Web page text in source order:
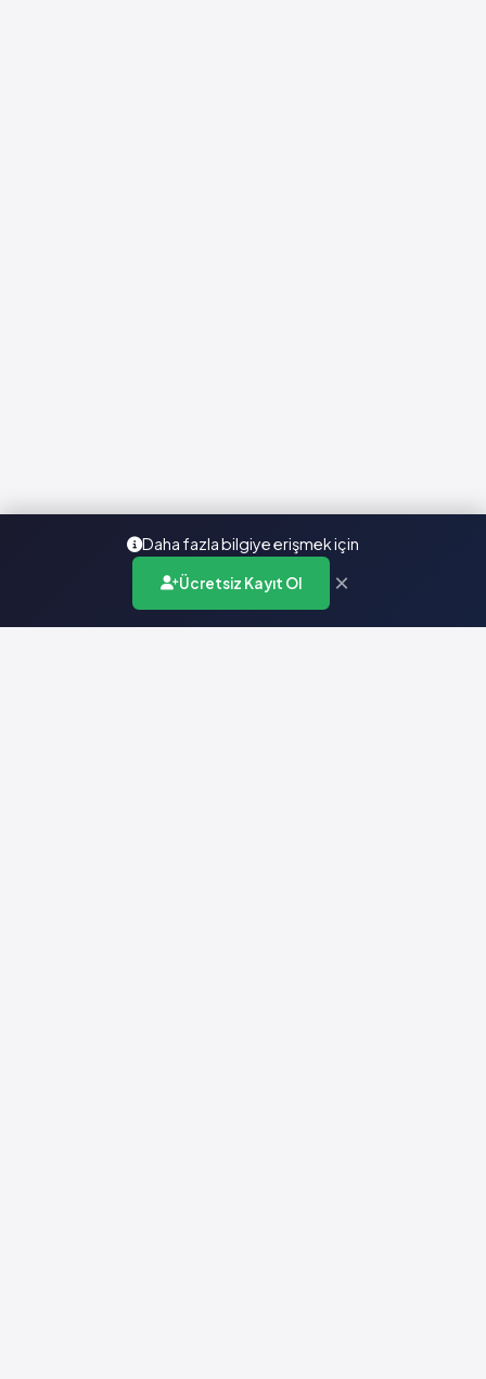
Daha fazla bilgiye erişmek için
Ücretsiz Kayıt Ol ×